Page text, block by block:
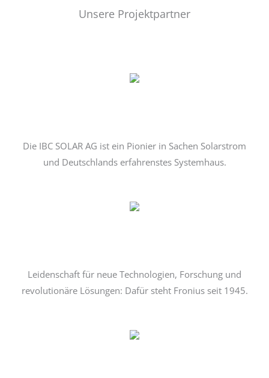
Unsere Projektpartner
Die IBC SOLAR AG ist ein Pionier in Sachen Solarstrom
und Deutschlands erfahrenstes Systemhaus.
Leidenschaft für neue Technologien, Forschung und
revolutionäre Lösungen: Dafür steht Fronius seit 1945.